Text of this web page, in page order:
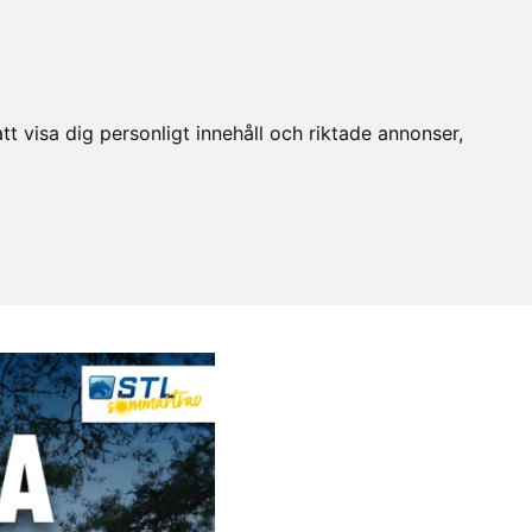
visa dig personligt innehåll och riktade annonser,